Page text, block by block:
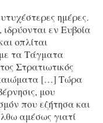
ημέρες.
εν Ευβοία
οπλίται
τα Τάγματα
Στρατιωτικός
[…] Τώρα
μου
που εζήτησα και
αμέσως γιατί